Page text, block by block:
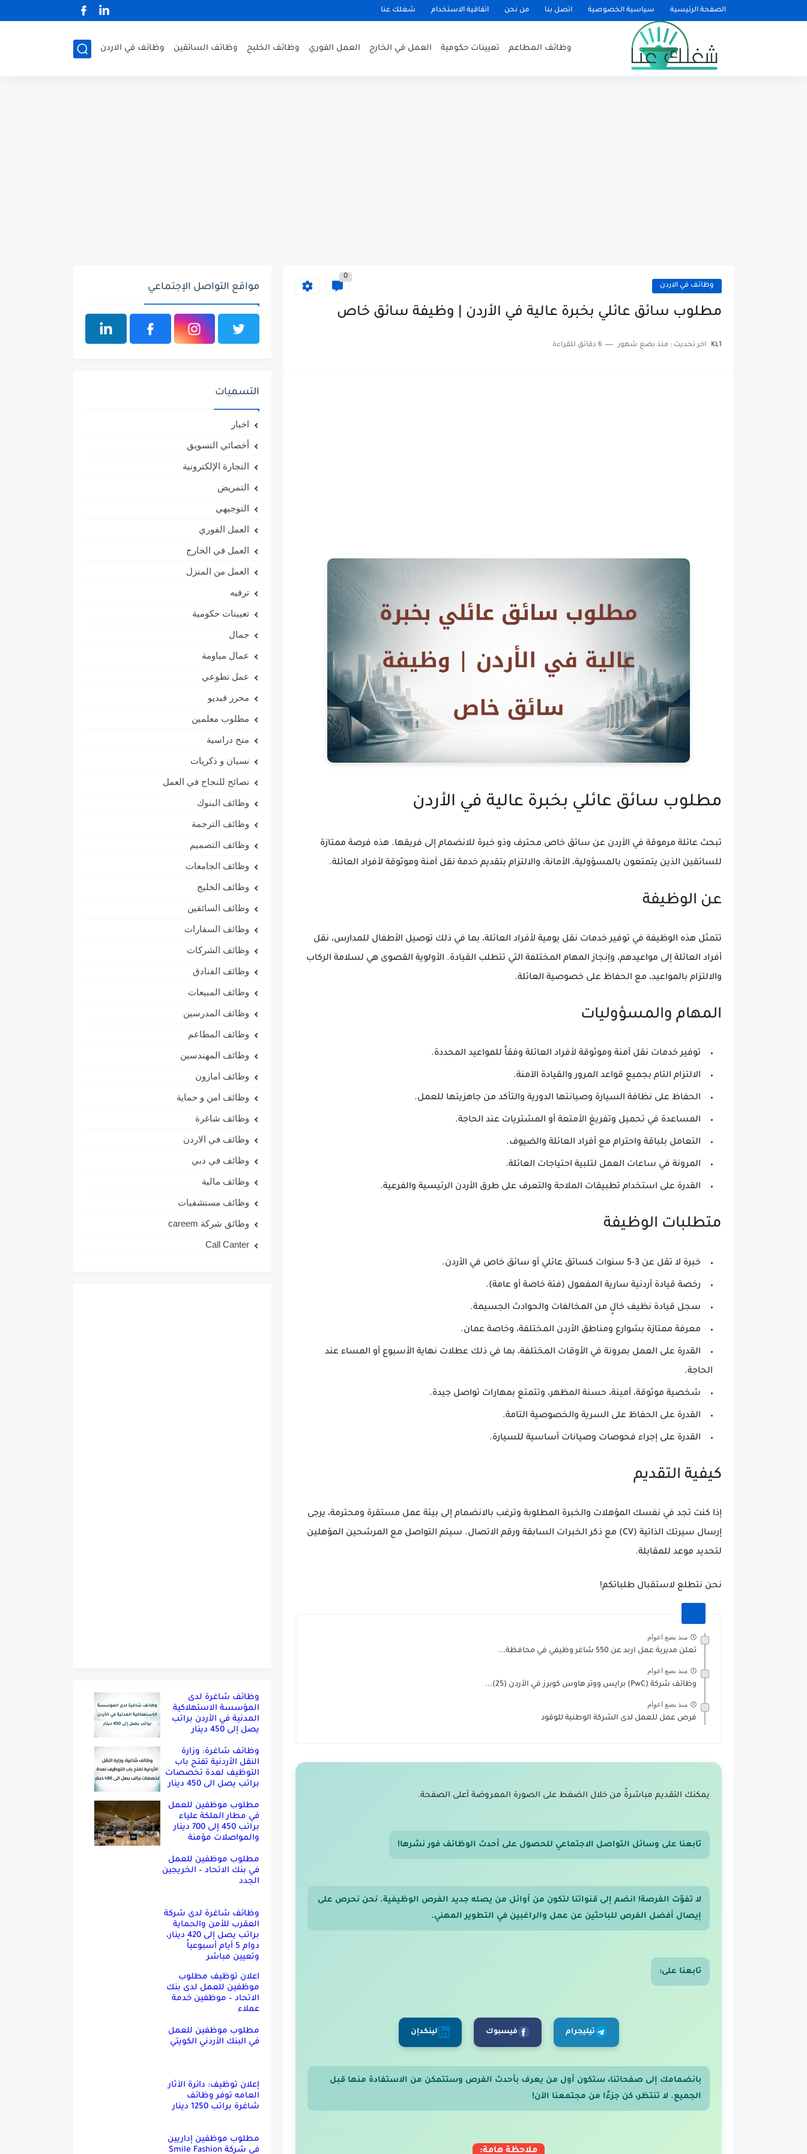
الصفحة الرئيسية سياسية الخصوصية اتصل بنا من نحن اتفاقية الاستخدام شغلك عنا
وظائف المطاعم تعيينات حكومية العمل في الخارج العمل الفوري وظائف الخليج وظائف السائقين وظائف في الاردن
وظائف في الاردن
0
مطلوب سائق عائلي بخبرة عالية في الأردن | وظيفة سائق خاص
KL1 اخر تحديث : منذ بضع شهور 6 دقائق للقراءة
مطلوب سائق عائلي بخبرة عالية في الأردن
تبحث عائلة مرموقة في الأردن عن سائق خاص محترف وذو خبرة للانضمام إلى فريقها. هذه فرصة ممتازة
للسائقين الذين يتمتعون بالمسؤولية، الأمانة، والالتزام بتقديم خدمة نقل آمنة وموثوقة لأفراد العائلة.
عن الوظيفة
تتمثل هذه الوظيفة في توفير خدمات نقل يومية لأفراد العائلة، بما في ذلك توصيل الأطفال للمدارس، نقل
أفراد العائلة إلى مواعيدهم، وإنجاز المهام المختلفة التي تتطلب القيادة. الأولوية القصوى هي لسلامة الركاب
والالتزام بالمواعيد، مع الحفاظ على خصوصية العائلة.
المهام والمسؤوليات
توفير خدمات نقل آمنة وموثوقة لأفراد العائلة وفقاً للمواعيد المحددة.
الالتزام التام بجميع قواعد المرور والقيادة الآمنة.
الحفاظ على نظافة السيارة وصيانتها الدورية والتأكد من جاهزيتها للعمل.
المساعدة في تحميل وتفريغ الأمتعة أو المشتريات عند الحاجة.
التعامل بلباقة واحترام مع أفراد العائلة والضيوف.
المرونة في ساعات العمل لتلبية احتياجات العائلة.
القدرة على استخدام تطبيقات الملاحة والتعرف على طرق الأردن الرئيسية والفرعية.
متطلبات الوظيفة
خبرة لا تقل عن 3-5 سنوات كسائق عائلي أو سائق خاص في الأردن.
رخصة قيادة أردنية سارية المفعول (فئة خاصة أو عامة).
سجل قيادة نظيف خالٍ من المخالفات والحوادث الجسيمة.
معرفة ممتازة بشوارع ومناطق الأردن المختلفة، وخاصة عمان.
القدرة على العمل بمرونة في الأوقات المختلفة، بما في ذلك عطلات نهاية الأسبوع أو المساء عند
الحاجة.
شخصية موثوقة، أمينة، حسنة المظهر، وتتمتع بمهارات تواصل جيدة.
القدرة على الحفاظ على السرية والخصوصية التامة.
القدرة على إجراء فحوصات وصيانات أساسية للسيارة.
كيفية التقديم
إذا كنت تجد في نفسك المؤهلات والخبرة المطلوبة وترغب بالانضمام إلى بيئة عمل مستقرة ومحترمة، يرجى
إرسال سيرتك الذاتية (CV) مع ذكر الخبرات السابقة ورقم الاتصال. سيتم التواصل مع المرشحين المؤهلين
لتحديد موعد للمقابلة.
نحن نتطلع لاستقبال طلباتكم!
منذ بضع اعوام
تعلن مديرية عمل اربد عن 550 شاغر وظيفي في محافظة...
منذ بضع اعوام
وظائف شركة (PwC) برايس ووتر هاوس كوبرز في الأردن (25)...
منذ بضع اعوام
فرص عمل للعمل لدى الشركة الوطنية للوقود
يمكنك التقديم مباشرةً من خلال الضغط على الصورة المعروضة أعلى الصفحة.
تابعنا على وسائل التواصل الاجتماعي للحصول على أحدث الوظائف فور نشرها!
لا تفوّت الفرصة! انضم إلى قنواتنا لتكون من أوائل من يصله جديد الفرص الوظيفية. نحن نحرص على
إيصال أفضل الفرص للباحثين عن عمل والراغبين في التطوير المهني.
تابعنا على:
تيليجرام فيسبوك لينكدإن
بانضمامك إلى صفحاتنا، ستكون أول من يعرف بأحدث الفرص وستتمكن من الاستفادة منها قبل
الجميع. لا تنتظر، كن جزءًا من مجتمعنا الآن!
ملاحظة هامة:
مواقع التواصل الإجتماعي
التسميات
اخبار
أخصائي التسويق
التجارة الإلكترونية
التمريض
التوجيهي
العمل الفوري
العمل في الخارج
العمل من المنزل
ترفيه
تعيينات حكومية
جمال
عمال مياومة
عمل تطوعي
محرر فيديو
مطلوب معلمين
منح دراسية
نسيان و ذكريات
نصائح للنجاح في العمل
وظائف البنوك
وظائف الترجمة
وظائف التصميم
وظائف الجامعات
وظائف الخليج
وظائف السائقين
وظائف السفارات
وظائف الشركات
وظائف الفنادق
وظائف المبيعات
وظائف المدرسين
وظائف المطاعم
وظائف المهندسين
وظائف امازون
وظائف امن و حماية
وظائف شاغرة
وظائف في الاردن
وظائف في دبي
وظائف مالية
وظائف مستشفيات
وظائق شركة careem
Call Canter
وظائف شاغرة لدى
المؤسسة الاستهلاكية
المدنية في الأردن براتب
يصل إلى 450 دينار
وظائف شاغرة: وزارة
النقل الأردنية تفتح باب
التوظيف لعدة تخصصات
براتب يصل الى 450 دينار
مطلوب موظفين للعمل
في مطار الملكة علياء
براتب 450 إلى 700 دينار
والمواصلات مؤمنة
مطلوب موظفين للعمل
في بنك الاتحاد – الخريجين
الجدد
وظائف شاغرة لدى شركة
العقرب للأمن والحماية
براتب يصل إلى 420 دينار،
دوام 5 أيام أسبوعياً
وتعيين مباشر
اعلان توظيف مطلوب
موظفين للعمل لدى بنك
الاتحاد – موظفين خدمة
عملاء
مطلوب موظفين للعمل
في البنك الأردني الكويتي
إعلان توظيف: دائرة الآثار
العامه توفر وظائف
شاغرة براتب 1250 دينار
مطلوب موظفين إداريين
في شركة Smile Fashion